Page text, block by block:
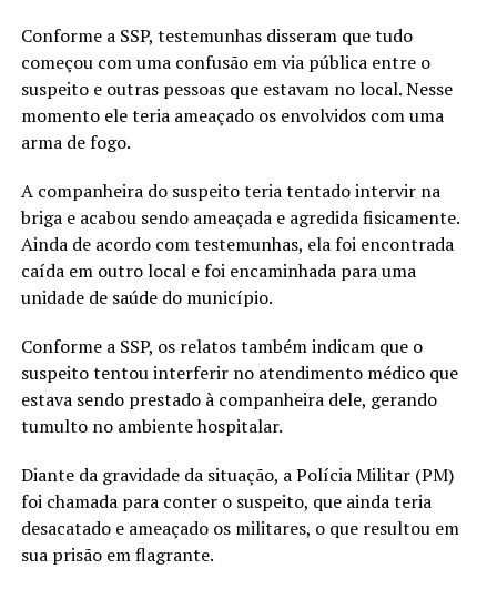
Conforme a SSP, testemunhas disseram que tudo
começou com uma confusão em via pública entre o
suspeito e outras pessoas que estavam no local. Nesse
momento ele teria ameaçado os envolvidos com uma
arma de fogo.
A companheira do suspeito teria tentado intervir na
briga e acabou sendo ameaçada e agredida fisicamente.
Ainda de acordo com testemunhas, ela foi encontrada
caída em outro local e foi encaminhada para uma
unidade de saúde do município.
Conforme a SSP, os relatos também indicam que o
suspeito tentou interferir no atendimento médico que
estava sendo prestado à companheira dele, gerando
tumulto no ambiente hospitalar.
Diante da gravidade da situação, a Polícia Militar (PM)
foi chamada para conter o suspeito, que ainda teria
desacatado e ameaçado os militares, o que resultou em
sua prisão em flagrante.